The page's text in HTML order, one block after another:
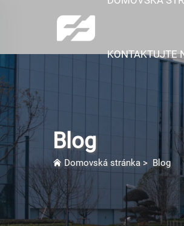
KONTAKTUJTE
Blog
Domovská stránka > Blog